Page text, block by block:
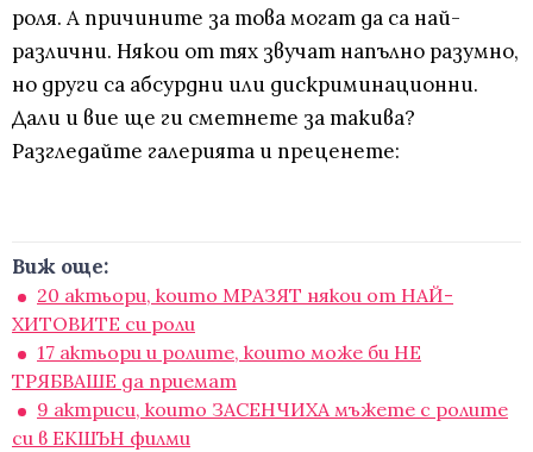
роля. А причините за това могат да са най-
различни. Някои от тях звучат напълно разумно,
но други са абсурдни или дискриминационни.
Дали и вие ще ги сметнете за такива?
Разгледайте галерията и преценете:
Виж още:
20 актьори, които MРАЗЯТ някои от НАЙ-
ХИТОВИТЕ си роли
17 актьори и ролите, които може би НЕ
ТРЯБВАШЕ да приемат
9 актриси, които ЗАСЕНЧИХА мъжете с ролите
си в ЕКШЪН филми